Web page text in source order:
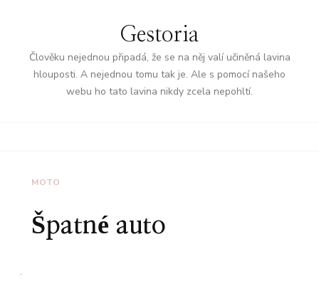
Gestoria
Člověku nejednou připadá, že se na něj valí učiněná lavina
hlouposti. A nejednou tomu tak je. Ale s pomocí našeho
webu ho tato lavina nikdy zcela nepohltí.
MOTO
Špatné auto